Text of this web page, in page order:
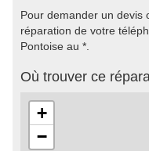
Pour demander un devis
réparation de votre
Pontoise au *.
Où trouver ce
+
−